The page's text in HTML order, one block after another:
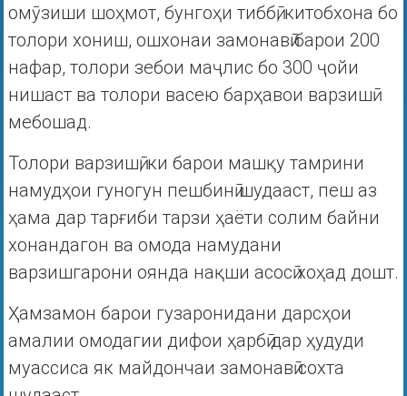
омӯзиши шоҳмот, бунгоҳи тиббӣ, китобхона бо
толори хониш, ошхонаи замонавӣ барои 200
нафар, толори зебои маҷлис бо 300 ҷойи
нишаст ва толори васею барҳавои варзишӣ
мебошад.
Толори варзишӣ, ки барои машқу тамрини
намудҳои гуногун пешбинӣ шудааст, пеш аз
ҳама дар тарғиби тарзи ҳаёти солим байни
хонандагон ва омода намудани
варзишгарони оянда нақши асосӣ хоҳад дошт.
Ҳамзамон барои гузаронидани дарсҳои
амалии омодагии дифои ҳарбӣ дар ҳудуди
муассиса як майдончаи замонавӣ сохта